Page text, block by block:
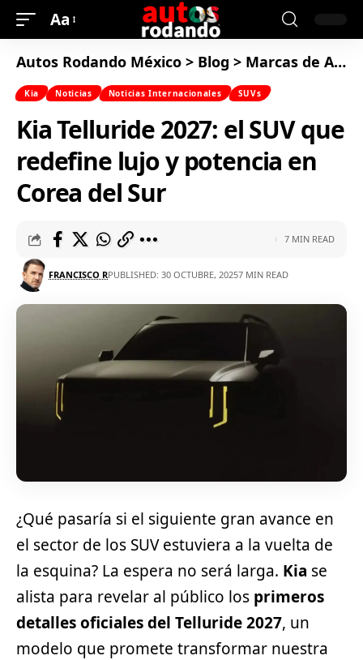
Aa
Autos Rodando México > Blog > Marcas de Autos
Kia Noticias Noticias Internacionales SUVs
Kia Telluride 2027: el SUV que
redefine lujo y potencia en
Corea del Sur
FRANCISCO RPUBLISHED: 30 OCTUBRE, 20257 MIN READ
7 MIN READ
¿Qué pasaría si el siguiente gran avance en
el sector de los SUV estuviera a la vuelta de
la esquina? La espera no será larga. Kia se
alista para revelar al público los primeros
detalles oficiales del Telluride 2027, un
modelo que promete transformar nuestra